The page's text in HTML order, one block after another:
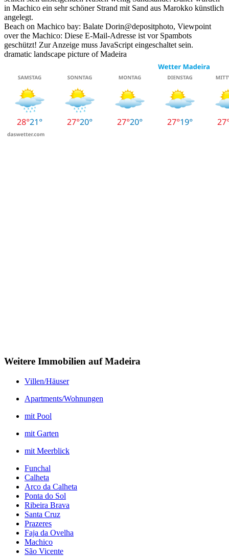
in Machico ein sehr schöner Strand mit Sand aus Marokko künstlich
angelegt.
Beach on Machico bay: Balate Dorin@depositphoto, Viewpoint
over the Machico: Diese E-Mail-Adresse ist vor Spambots
geschützt! Zur Anzeige muss JavaScript eingeschaltet sein.
dramatic landscape picture of Madeira
Weitere Immobilien auf Madeira
Villen/Häuser
Apartments/Wohnungen
mit Pool
mit Garten
mit Meerblick
Funchal
Calheta
Arco da Calheta
Ponta do Sol
Ribeira Brava
Santa Cruz
Prazeres
Faja da Ovelha
Machico
São Vicente